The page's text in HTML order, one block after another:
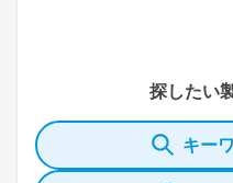
探したい
キー